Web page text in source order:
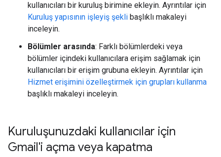
kullanıcıları bir kuruluş birimine ekleyin. Ayrıntılar için
Kuruluş yapısının işleyiş şekli başlıklı makaleyi
inceleyin.
Bölümler arasında: Farklı bölümlerdeki veya
bölümler içindeki kullanıcılara erişim sağlamak için
kullanıcıları bir erişim grubuna ekleyin. Ayrıntılar için
Hizmet erişimini özelleştirmek için grupları kullanma
başlıklı makaleyi inceleyin.
Kuruluşunuzdaki kullanıcılar için
Gmail'i açma veya kapatma